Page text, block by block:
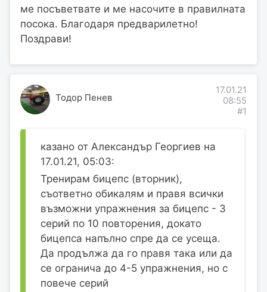
ме посъветвате и ме насочите в правилната
посока. Благодаря предварилетно!
Поздрави!
Тодор Пенев
17.01.21
08:55
#1
казано от Александър Георгиев на
17.01.21, 05:03:
Тренирам бицепс (вторник),
съответно обикалям и правя всички
възможни упражнения за бицепс - 3
серий по 10 повторения, докато
бицепса напълно спре да се усеща.
Да продължа да го правя така или да
се огранича до 4-5 упражнения, но с
повече серий